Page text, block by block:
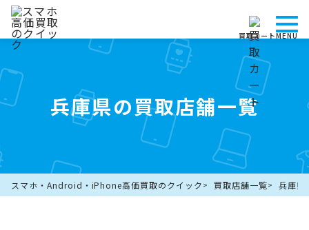
買取カートMENU
兵庫県の買取店舗一覧
スマホ・Android・iPhone高価買取のクイック 買取店舗一覧 兵庫県